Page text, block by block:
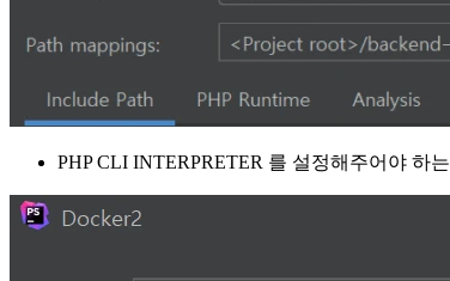
PHP CLI INTERPRETER 를 설정해주어야 하